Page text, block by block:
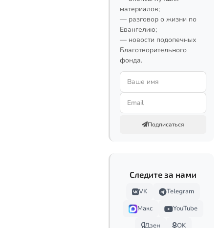
материалов;
— разговор о жизни по
Евангелию;
— новости подопечных
Благотворительного
фонда.
Подписаться
Следите за нами
VK
Telegram
Макс
YouTube
Дзен
OK